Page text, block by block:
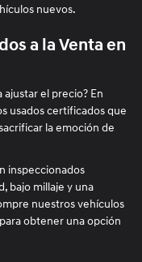
nuevos.
a la Venta en
el precio? En
usados certificados que
la emoción de
inspeccionados
bajo millaje y una
nuestros vehículos
obtener una opción